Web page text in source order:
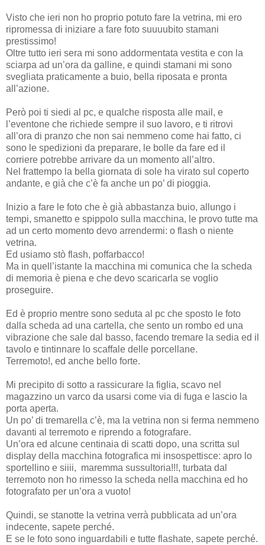
Visto che ieri non ho proprio potuto fare la vetrina, mi ero
ripromessa di iniziare a fare foto suuuubito stamani
prestissimo!
Oltre tutto ieri sera mi sono addormentata vestita e con la
sciarpa ad un’ora da galline, e quindi stamani mi sono
svegliata praticamente a buio, bella riposata e pronta
all’azione.
Però poi ti siedi al pc, e qualche risposta alle mail, e
l’eventone che richiede sempre il suo lavoro, e ti ritrovi
all’ora di pranzo che non sai nemmeno come hai fatto, ci
sono le spedizioni da preparare, le bolle da fare ed il
corriere potrebbe arrivare da un momento all’altro.
Nel frattempo la bella giornata di sole ha virato sul coperto
andante, e già che c’è fa anche un po’ di pioggia.
Inizio a fare le foto che è già abbastanza buio, allungo i
tempi, smanetto e spippolo sulla macchina, le provo tutte ma
ad un certo momento devo arrendermi: o flash o niente
vetrina.
Ed usiamo stò flash, poffarbacco!
Ma in quell’istante la macchina mi comunica che la scheda
di memoria è piena e che devo scaricarla se voglio
proseguire.
Ed è proprio mentre sono seduta al pc che sposto le foto
dalla scheda ad una cartella, che sento un rombo ed una
vibrazione che sale dal basso, facendo tremare la sedia ed il
tavolo e tintinnare lo scaffale delle porcellane.
Terremoto!, ed anche bello forte.
Mi precipito di sotto a rassicurare la figlia, scavo nel
magazzino un varco da usarsi come via di fuga e lascio la
porta aperta.
Un po’ di tremarella c’è, ma la vetrina non si ferma nemmeno
davanti al terremoto e riprendo a fotografare.
Un’ora ed alcune centinaia di scatti dopo, una scritta sul
display della macchina fotografica mi insospettisce: apro lo
sportellino e siiii, maremma sussultoria!!!, turbata dal
terremoto non ho rimesso la scheda nella macchina ed ho
fotografato per un’ora a vuoto!
Quindi, se stanotte la vetrina verrà pubblicata ad un’ora
indecente, sapete perché.
E se le foto sono inguardabili e tutte flashate, sapete perché.